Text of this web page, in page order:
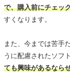
で、購入前にチェッ
すくなります。
また、今までは苦手
うに配慮されたソフ
ても興味があるなら